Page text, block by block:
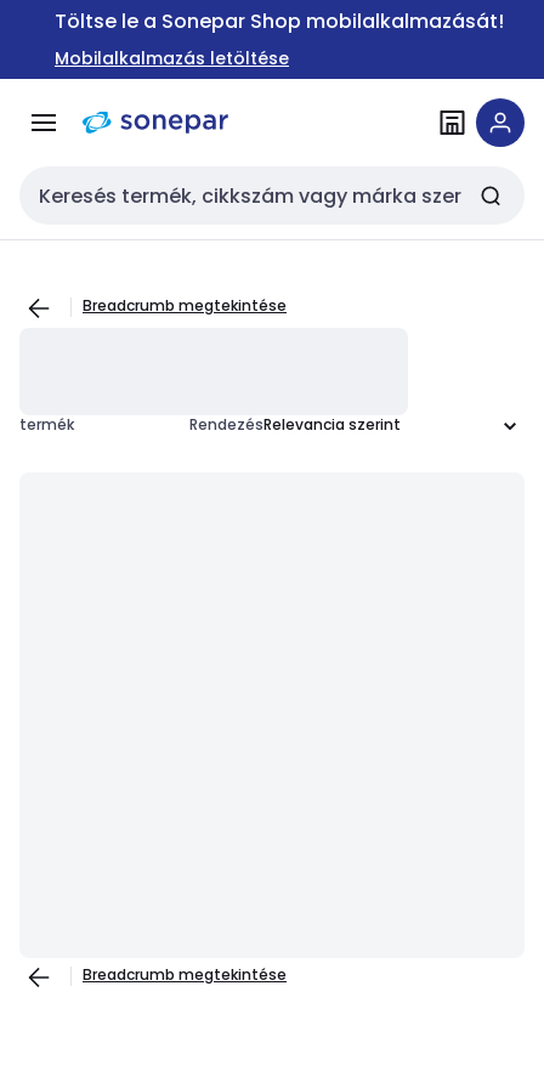
Ugrás a
Ugrás a
tartalomra
Töltse le a Sonepar Shop mobilalkalmazását!
Mobilalkalmazás letöltése
Keresési bemenet
Breadcrumb megtekintése
termék Rendezés
Breadcrumb megtekintése